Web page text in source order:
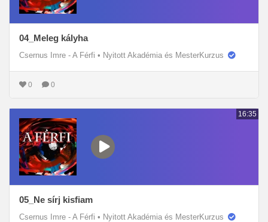
04_Meleg kályha
Csernus Imre - A Férfi • Nyitott Akadémia és MesterKurzus
0 0
16:35
05_Ne sírj kisfiam
Csernus Imre - A Férfi • Nyitott Akadémia és MesterKurzus